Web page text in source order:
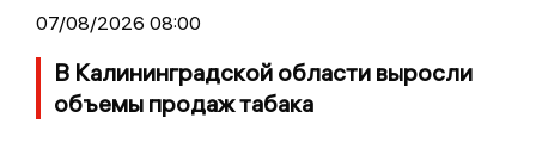
07/08/2026 08:00
В Калининградской области выросли
объемы продаж табака